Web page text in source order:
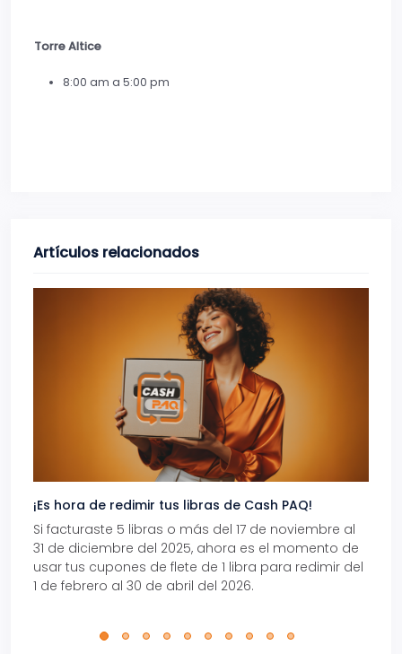
Torre Altice
8:00 am a 5:00 pm
Artículos relacionados
¡Es hora de redimir tus libras de Cash PAQ!
Si facturaste 5 libras o más del 17 de noviembre al
31 de diciembre del 2025, ahora es el momento de
usar tus cupones de flete de 1 libra para redimir del
1 de febrero al 30 de abril del 2026.